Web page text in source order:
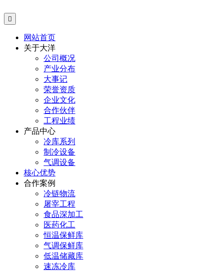

网站首页
关于大洋
公司概况
产业分布
大事记
荣誉资质
企业文化
合作伙伴
工程业绩
产品中心
冷库系列
制冷设备
气调设备
核心优势
合作案例
冷链物流
屠宰工程
食品深加工
医药化工
恒温保鲜库
气调保鲜库
低温储藏库
速冻冷库